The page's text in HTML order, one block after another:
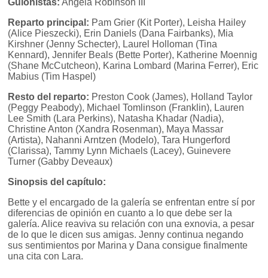
Guionistas: Angela Robinson III
Reparto principal: Pam Grier (Kit Porter), Leisha Hailey
(Alice Pieszecki), Erin Daniels (Dana Fairbanks), Mia
Kirshner (Jenny Schecter), Laurel Holloman (Tina
Kennard), Jennifer Beals (Bette Porter), Katherine Moennig
(Shane McCutcheon), Karina Lombard (Marina Ferrer), Eric
Mabius (Tim Haspel)
Resto del reparto: Preston Cook (James), Holland Taylor
(Peggy Peabody), Michael Tomlinson (Franklin), Lauren
Lee Smith (Lara Perkins), Natasha Khadar (Nadia),
Christine Anton (Xandra Rosenman), Maya Massar
(Artista), Nahanni Arntzen (Modelo), Tara Hungerford
(Clarissa), Tammy Lynn Michaels (Lacey), Guinevere
Turner (Gabby Deveaux)
Sinopsis del capítulo:
Bette y el encargado de la galería se enfrentan entre sí por
diferencias de opinión en cuanto a lo que debe ser la
galería. Alice reaviva su relación con una exnovia, a pesar
de lo que le dicen sus amigas. Jenny continua negando
sus sentimientos por Marina y Dana consigue finalmente
una cita con Lara.